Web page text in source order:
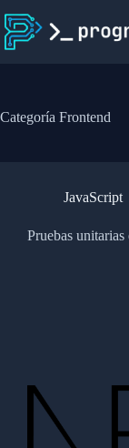
al
contenido
Categoría Frontend
JavaScript
Pruebas